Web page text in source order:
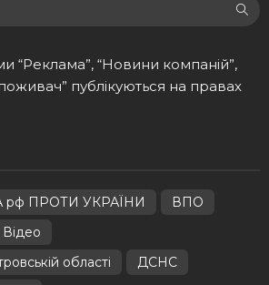
“Реклама”, “Новини компаній”,
публікуються на правах
рф ПРОТИ УКРАЇНИ
ВПО
Відео
області
ДСНС